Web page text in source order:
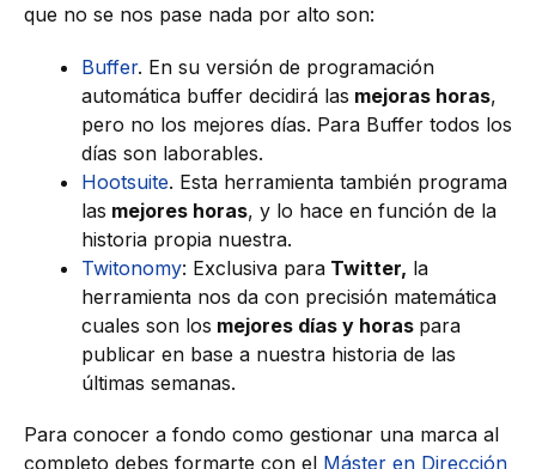
que no se nos pase nada por alto son:
Buffer. En su versión de programación
automática buffer decidirá las mejoras horas,
pero no los mejores días. Para Buffer todos los
días son laborables.
Hootsuite. Esta herramienta también programa
las mejores horas, y lo hace en función de la
historia propia nuestra.
Twitonomy: Exclusiva para Twitter, la
herramienta nos da con precisión matemática
cuales son los mejores días y horas para
publicar en base a nuestra historia de las
últimas semanas.
Para conocer a fondo como gestionar una marca al
completo debes formarte con el Máster en Dirección